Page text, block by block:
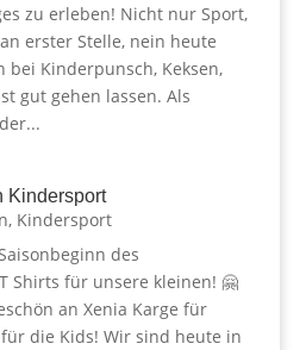
zu erleben! Nicht nur Sport,
erster Stelle, nein heute
bei Kinderpunsch, Keksen,
gut gehen lassen. Als
Kindersport
, Kindersport
des
Shirts für unsere kleinen! 🤗
an Xenia Karge für
die Kids! Wir sind heute in